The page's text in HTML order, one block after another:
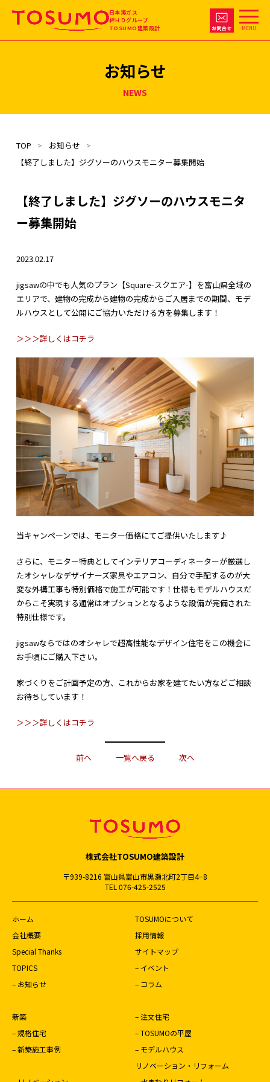
日本海ガス
絆ＨＤグループ
TOSUMO建築設計
お知らせ
NEWS
TOP
お知らせ
【終了しました】ジグソーのハウスモニター募集開始
【終了しました】ジグソーのハウスモニタ
ー募集開始
2023.02.17
jigsawの中でも人気のプラン【Square-スクエア-】を富山県全域の
エリアで、建物の完成から建物の完成からご入居までの期間、モデ
ルハウスとして公開にご協力いただける方を募集します！
＞＞＞詳しくはコチラ
当キャンペーンでは、モニター価格にてご提供いたします♪
さらに、モニター特典としてインテリアコーディネーターが厳選し
たオシャレなデザイナーズ家具やエアコン、自分で手配するのが大
変な外構工事も特別価格で施工が可能です！仕様もモデルハウスだ
からこそ実現する通常はオプションとなるような設備が完備された
特別仕様です。
jigsawならではのオシャレで超高性能なデザイン住宅をこの機会に
お手頃にご購入下さい。
家づくりをご計画予定の方、これからお家を建てたい方などご相談
お待ちしています！
＞＞＞詳しくはコチラ
前へ 一覧へ戻る 次へ
株式会社TOSUMO建築設計
〒939-8216 富山県富山市黒瀬北町2丁目4−8
TEL 076-425-2525
ホーム
TOSUMOについて
会社概要
採用情報
Special Thanks
サイトマップ
TOPICS
– イベント
– お知らせ
– コラム
新築
– 注文住宅
– 規格住宅
– TOSUMOの平屋
– 新築施工事例
– モデルハウス
リノベーション・リフォーム
MENU